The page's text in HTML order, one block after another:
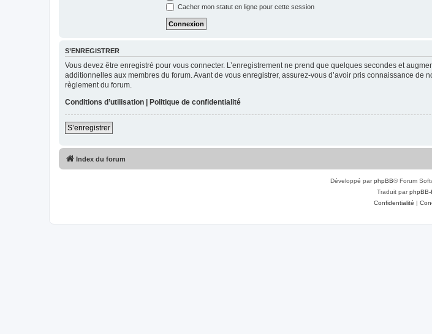
Cacher mon statut en ligne pour cette session
S’ENREGISTRER
Vous devez être enregistré pour vous connecter. L’enregistrement ne prend que quelques secondes et
additionnelles aux membres du forum. Avant de vous enregistrer, assurez-vous d’avoir pris connaissance
règlement du forum.
Conditions d’utilisation | Politique de confidentialité
S’enregistrer
Index du forum
Développé parphpBB® Forum
Traduit parphpBB-
Confidentialité |